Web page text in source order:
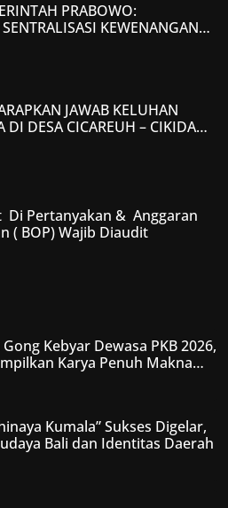
PRABOWO:
KEWENANGAN
RI BERIKAN TANGGAPAN
JAWAB KELUHAN
DESA CICAREUH – CIKIDANG
Di Pertanyakan & Anggaran
( BOP) Wajib Diaudit
Kebyar Dewasa PKB 2026,
Karya Penuh Makna
Kumala” Sukses Digelar,
Bali dan Identitas Daerah